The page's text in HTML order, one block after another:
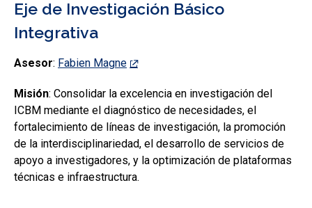
Eje de Investigación Básico
Integrativa
Asesor: Fabien Magne
Misión: Consolidar la excelencia en investigación del
ICBM mediante el diagnóstico de necesidades, el
fortalecimiento de líneas de investigación, la promoción
de la interdisciplinariedad, el desarrollo de servicios de
apoyo a investigadores, y la optimización de plataformas
técnicas e infraestructura.